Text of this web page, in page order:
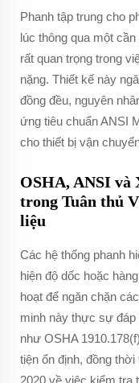
Phanh tập trung cho
lúc thông qua một
rất quan trọng trong
nặng. Thiết kế này
đồng đều, nguyên
ứng tiêu chuẩn ANSI
cho thiết bị vận
OSHA, ANSI và
trong Tuân thủ
liệu
Các hệ thống phanh
hiện độ dốc hoặc
hoạt để ngăn chặn
minh này thực sự đáp
như OSHA
tiện ổn định, đồng
2020 về việc kiểm tra